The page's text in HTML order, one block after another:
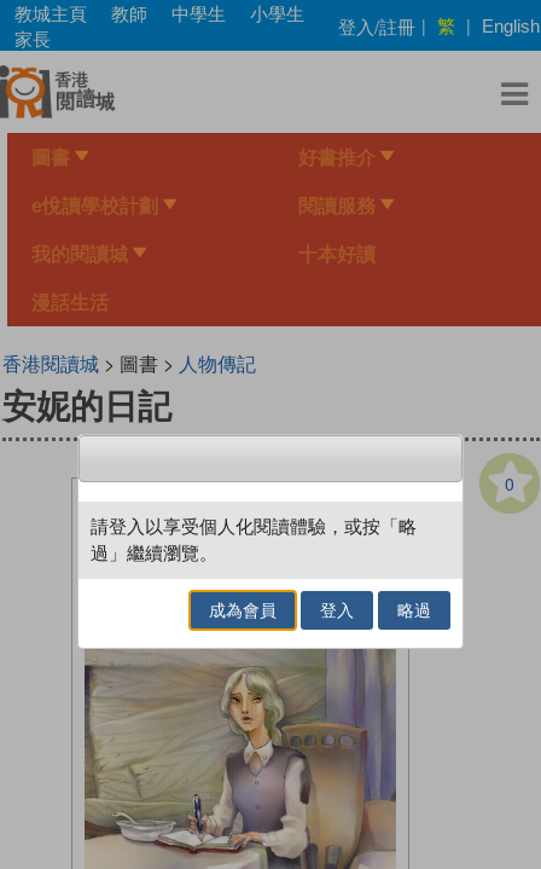
Skip
main
content
教城主頁 教師 中學生
小學生
家長
登入/註冊 | 繁 | English
圖書 好書推介
e悅讀學校計劃 閱讀服務
我的閱讀城 十本好讀
漫話生活
香港閱讀城> 圖書 > 人物傳記
安妮的日記
0
請登入以享受個人化閱讀體驗，或按「略
過」繼續瀏覽。
成為會員 登入 略過